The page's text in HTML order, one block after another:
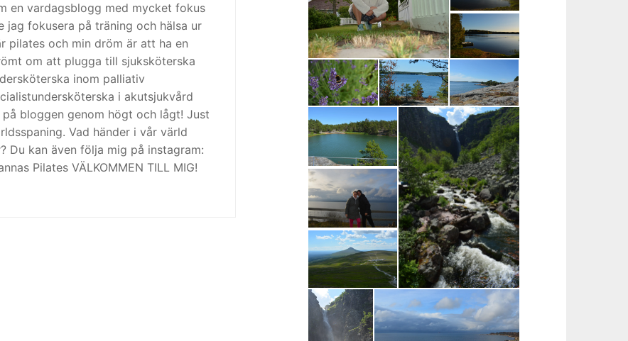
en vardagsblogg med mycket fokus
jag fokusera på träning och hälsa ur
pilates och min dröm är att ha en
om att plugga till sjuksköterska
inom palliativ
i akutsjukvård
bloggen genom högt och lågt! Just
Vad händer i vår värld
Du kan även följa mig på instagram:
Pilates VÄLKOMMEN TILL MIG!